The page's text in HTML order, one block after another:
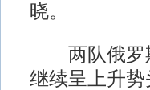
晓。
两队俄罗斯
继续呈上升